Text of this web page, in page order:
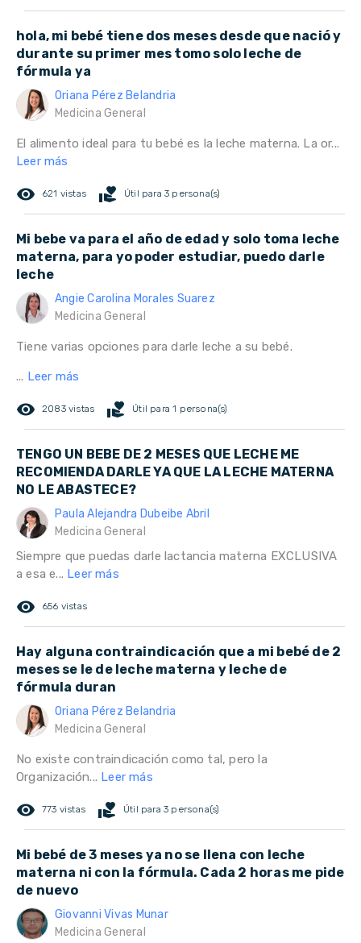
hola, mi bebé tiene dos meses desde que nació y
durante su primer mes tomo solo leche de
fórmula ya
Oriana Pérez Belandria
Medicina General
El alimento ideal para tu bebé es la leche materna. La or...
Leer más
remove_red_eye 621 vistas volunteer_activism Útil para 3 persona(s)
Mi bebe va para el año de edad y solo toma leche
materna, para yo poder estudiar, puedo darle
leche
Angie Carolina Morales Suarez
Medicina General
Tiene varias opciones para darle leche a su bebé.
... Leer más
remove_red_eye 2083 vistas volunteer_activism Útil para 1 persona(s)
TENGO UN BEBE DE 2 MESES QUE LECHE ME
RECOMIENDA DARLE YA QUE LA LECHE MATERNA
NO LE ABASTECE?
Paula Alejandra Dubeibe Abril
Medicina General
Siempre que puedas darle lactancia materna EXCLUSIVA
a esa e... Leer más
remove_red_eye 656 vistas
Hay alguna contraindicación que a mi bebé de 2
meses se le de leche materna y leche de
fórmula duran
Oriana Pérez Belandria
Medicina General
No existe contraindicación como tal, pero la
Organización... Leer más
remove_red_eye 773 vistas volunteer_activism Útil para 3 persona(s)
Mi bebé de 3 meses ya no se llena con leche
materna ni con la fórmula. Cada 2 horas me pide
de nuevo
Giovanni Vivas Munar
Medicina General